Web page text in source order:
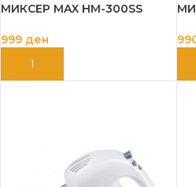
МИКСЕР MAX HM-300SS
999 ден
ДОДАЈ ВО КОШНИЦА